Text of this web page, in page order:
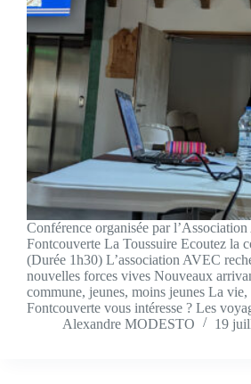
Conférence organisée par
Fontcouverte La Toussuire Ecoutez la
(Durée 1h30) L’association AVEC
nouvelles forces vives Nouveaux
commune, jeunes, moins jeunes La vie,
Fontcouverte vous intéresse ? Les
Alexandre MODESTO
19